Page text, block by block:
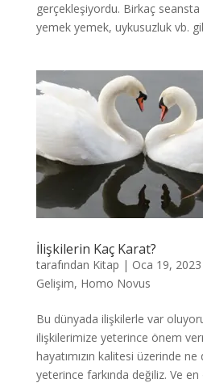
gerçekleşiyordu. Birkaç
yemek yemek, uykusuzluk vb. gibi
İlişkilerin Kaç Karat?
tarafından Kitap | Oca 19, 2023
Gelişim, Homo Novus
Bu dünyada ilişkilerle var
ilişkilerimize yeterince önem
hayatımızın kalitesi üzerinde
yeterince farkında değiliz. Ve